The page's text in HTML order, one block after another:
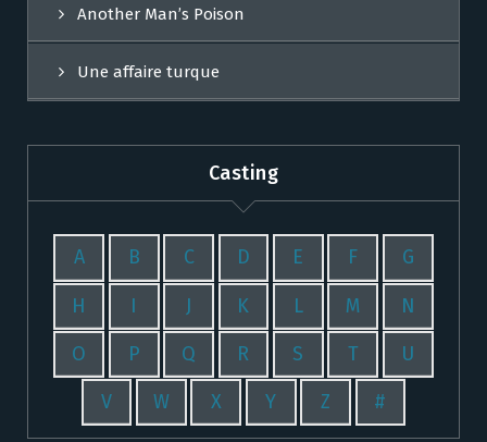
Another Man’s Poison
Une affaire turque
Casting
A B C D E F G
H I J K L M N
O P Q R S T U
V W X Y Z #